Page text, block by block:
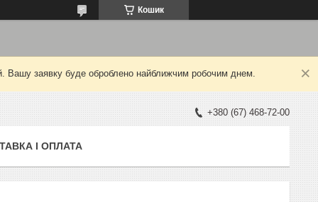
Кошик
Вашу заявку буде оброблено найближчим робочим днем.
+380 (67) 468-72-00
І ОПЛАТА